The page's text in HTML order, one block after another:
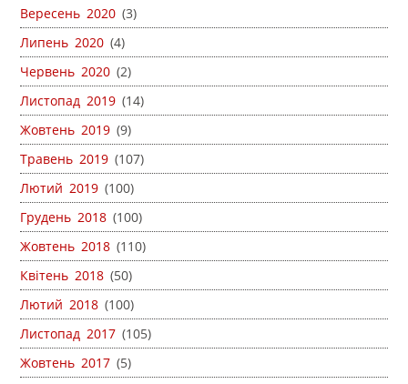
Вересень 2020 (3)
Липень 2020 (4)
Червень 2020 (2)
Листопад 2019 (14)
Жовтень 2019 (9)
Травень 2019 (107)
Лютий 2019 (100)
Грудень 2018 (100)
Жовтень 2018 (110)
Квітень 2018 (50)
Лютий 2018 (100)
Листопад 2017 (105)
Жовтень 2017 (5)